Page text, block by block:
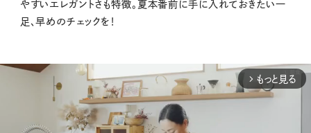
やすいエレガントさも特徴。夏本番前に手に入れておきたい一
足、早めのチェックを！
arrow_forward_ios もっと見る